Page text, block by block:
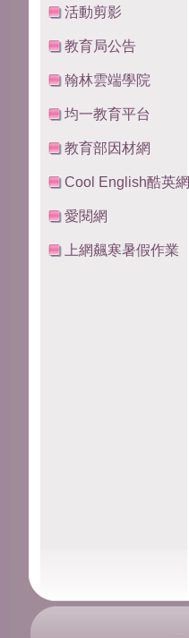
活動剪影
教育局公告
翰林雲端學院
均一教育平台
教育部因材網
Cool English酷英網
愛閱網
上網飆寒暑假作業